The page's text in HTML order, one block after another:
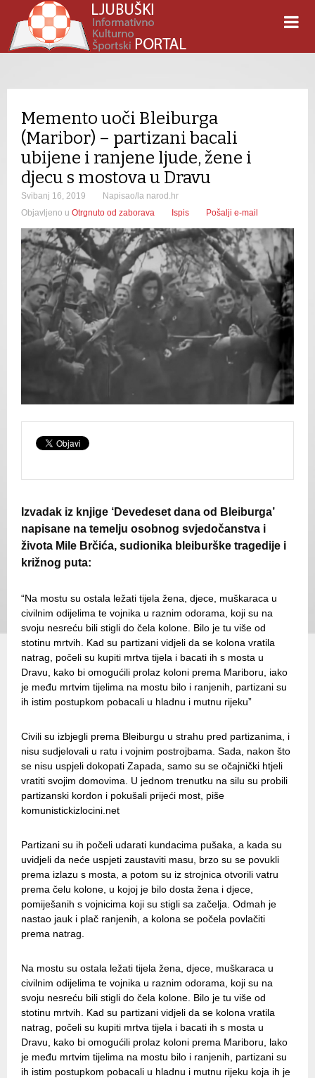
Memento uoči Bleiburga
(Maribor) – partizani bacali
ubijene i ranjene ljude, žene i
djecu s mostova u Dravu
Svibanj 16, 2019
Napisao/la narod.hr
Objavljeno u Otrgnuto od zaborava Ispis Pošalji e-mail
Izvadak iz knjige ‘Devedeset dana od Bleiburga’
napisane na temelju osobnog svjedočanstva i
života Mile Brčića, sudionika bleiburške tragedije i
križnog puta:
“Na mostu su ostala ležati tijela žena, djece, muškaraca u
civilnim odijelima te vojnika u raznim odorama, koji su na
svoju nesreću bili stigli do čela kolone. Bilo je tu više od
stotinu mrtvih. Kad su partizani vidjeli da se kolona vratila
natrag, počeli su kupiti mrtva tijela i bacati ih s mosta u
Dravu, kako bi omogućili prolaz koloni prema Mariboru, iako
je među mrtvim tijelima na mostu bilo i ranjenih, partizani su
ih istim postupkom pobacali u hladnu i mutnu rijeku”
Civili su izbjegli prema Bleiburgu u strahu pred partizanima, i
nisu sudjelovali u ratu i vojnim postrojbama. Sada, nakon što
se nisu uspjeli dokopati Zapada, samo su se očajnički htjeli
vratiti svojim domovima. U jednom trenutku na silu su probili
partizanski kordon i pokušali prijeći most, piše
komunistickizlocini.net
Partizani su ih počeli udarati kundacima pušaka, a kada su
uvidjeli da neće uspjeti zaustaviti masu, brzo su se povukli
prema izlazu s mosta, a potom su iz strojnica otvorili vatru
prema čelu kolone, u kojoj je bilo dosta žena i djece,
pomiješanih s vojnicima koji su stigli sa začelja. Odmah je
nastao jauk i plač ranjenih, a kolona se počela povlačiti
prema natrag.
Na mostu su ostala ležati tijela žena, djece, muškaraca u
civilnim odijelima te vojnika u raznim odorama, koji su na
svoju nesreću bili stigli do čela kolone. Bilo je tu više od
stotinu mrtvih. Kad su partizani vidjeli da se kolona vratila
natrag, počeli su kupiti mrtva tijela i bacati ih s mosta u
Dravu, kako bi omogućili prolaz koloni prema Mariboru, lako
je među mrtvim tijelima na mostu bilo i ranjenih, partizani su
ih istim postupkom pobacali u hladnu i mutnu rijeku koja ih je